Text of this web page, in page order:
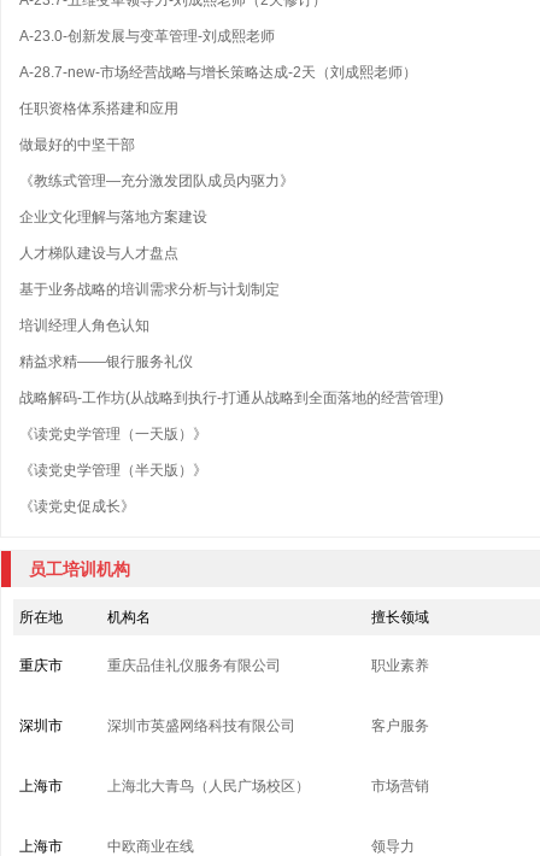
A-23.0-创新发展与变革管理-刘成熙老师
A-28.7-new-市场经营战略与增长策略达成-2天（刘成熙老师）
任职资格体系搭建和应用
做最好的中坚干部
《教练式管理—充分激发团队成员内驱力》
企业文化理解与落地方案建设
人才梯队建设与人才盘点
基于业务战略的培训需求分析与计划制定
培训经理人角色认知
精益求精——银行服务礼仪
战略解码-工作坊(从战略到执行-打通从战略到全面落地的经营管理)
《读党史学管理（一天版）》
《读党史学管理（半天版）》
《读党史促成长》
员工培训机构
所在地 机构名 擅长领域
重庆市 重庆品佳礼仪服务有限公司 职业素养
深圳市 深圳市英盛网络科技有限公司 客户服务
上海市 上海北大青鸟（人民广场校区） 市场营销
上海市 中欧商业在线 领导力